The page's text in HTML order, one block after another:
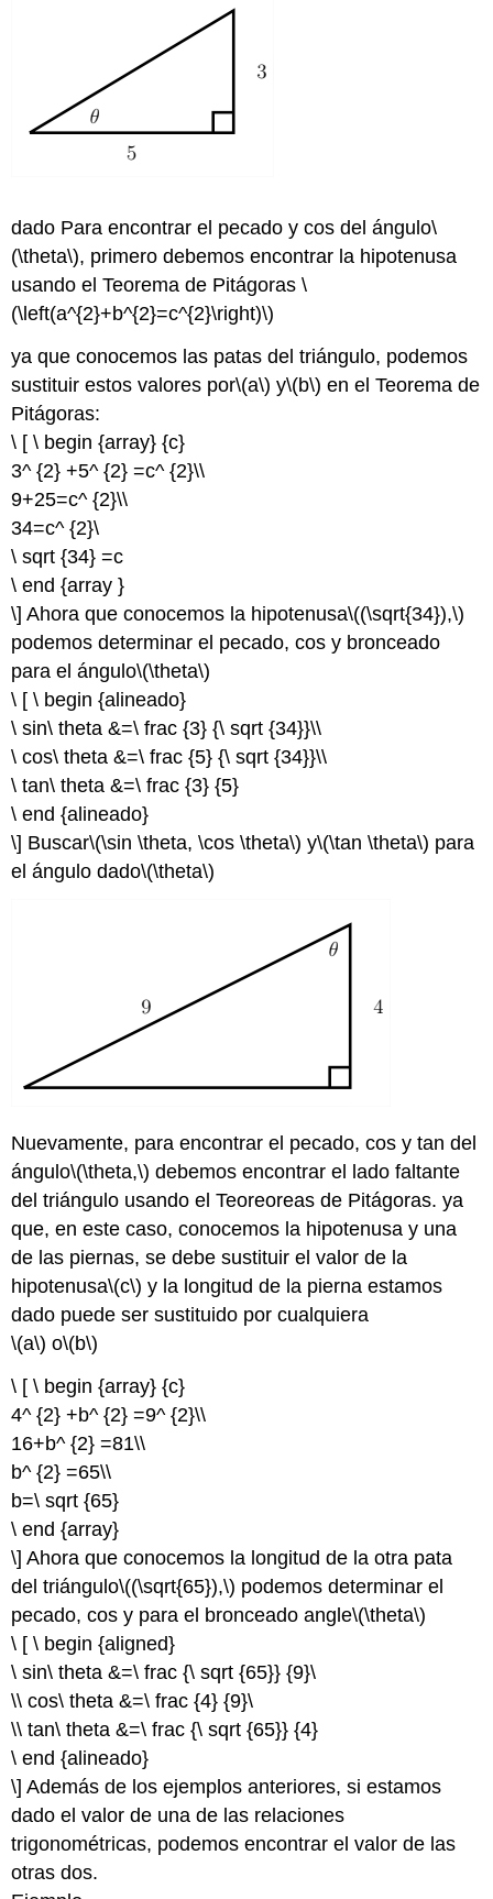
dado Para encontrar el pecado y cos del ángulo\
(\theta\), primero debemos encontrar la hipotenusa
usando el Teorema de Pitágoras\
(\left(a^{2}+b^{2}=c^{2}\right)\)
ya que conocemos las patas del triángulo, podemos
sustituir estos valores por\(a\) y\(b\) en el Teorema de
Pitágoras:
\ [ \ begin {array} {c}
3^ {2} +5^ {2} =c^ {2}\\
9+25=c^ {2}\\
34=c^ {2}\
\ sqrt {34} =c
\ end {array }
\] Ahora que conocemos la hipotenusa\((\sqrt{34}),\)
podemos determinar el pecado, cos y bronceado
para el ángulo\(\theta\)
\ [ \ begin {alineado}
\ sin\ theta &=\ frac {3} {\ sqrt {34}}\\
\ cos\ theta &=\ frac {5} {\ sqrt {34}}\\
\ tan\ theta &=\ frac {3} {5}
\ end {alineado}
\] Buscar\(\sin \theta, \cos \theta\) y\(\tan \theta\) para
el ángulo dado\(\theta\)
Nuevamente, para encontrar el pecado, cos y tan del
ángulo\(\theta,\) debemos encontrar el lado faltante
del triángulo usando el Teoreoreas de Pitágoras. ya
que, en este caso, conocemos la hipotenusa y una
de las piernas, se debe sustituir el valor de la
hipotenusa\(c\) y la longitud de la pierna estamos
dado puede ser sustituido por cualquiera
\(a\) o\(b\)
\ [ \ begin {array} {c}
4^ {2} +b^ {2} =9^ {2}\\
16+b^ {2} =81\\
b^ {2} =65\\
b=\ sqrt {65}
\ end {array}
\] Ahora que conocemos la longitud de la otra pata
del triángulo\((\sqrt{65}),\) podemos determinar el
pecado, cos y para el bronceado angle\(\theta\)
\ [ \ begin {aligned}
\ sin\ theta &=\ frac {\ sqrt {65}} {9}\
\\ cos\ theta &=\ frac {4} {9}\
\\ tan\ theta &=\ frac {\ sqrt {65}} {4}
\ end {alineado}
\] Además de los ejemplos anteriores, si estamos
dado el valor de una de las relaciones
trigonométricas, podemos encontrar el valor de las
otras dos.